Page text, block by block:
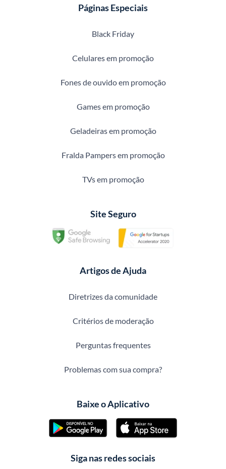
Páginas Especiais
Black Friday
Celulares em promoção
Fones de ouvido em promoção
Games em promoção
Geladeiras em promoção
Fralda Pampers em promoção
TVs em promoção
Site Seguro
Artigos de Ajuda
Diretrizes da comunidade
Critérios de moderação
Perguntas frequentes
Problemas com sua compra?
Baixe o Aplicativo
Siga nas redes sociais